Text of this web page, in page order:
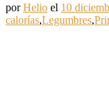
porHelio el 10
calorías,Legumbres,